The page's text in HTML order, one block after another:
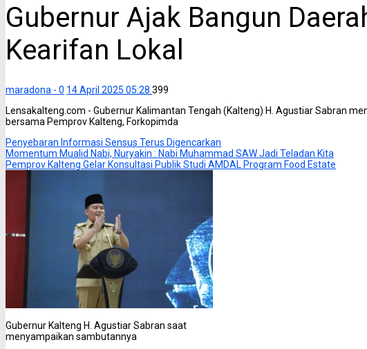
Gubernur Ajak Bangun
Kearifan Lokal
maradona - 0 14 April 2025 05:28 399
Lensakalteng.com - Gubernur Kalimantan Tengah (Kalteng) H. Agustiar Sabran
bersama Pemprov Kalteng, Forkopimda
Penyebaran Informasi Sensus Terus Digencarkan
Momentum Mualid Nabi, Nuryakin : Nabi Muhammad SAW Jadi Teladan Kita
Pemprov Kalteng Gelar Konsultasi Publik Studi AMDAL Program Food Estate
Gubernur Kalteng H. Agustiar Sabran saat
menyampaikan sambutannya